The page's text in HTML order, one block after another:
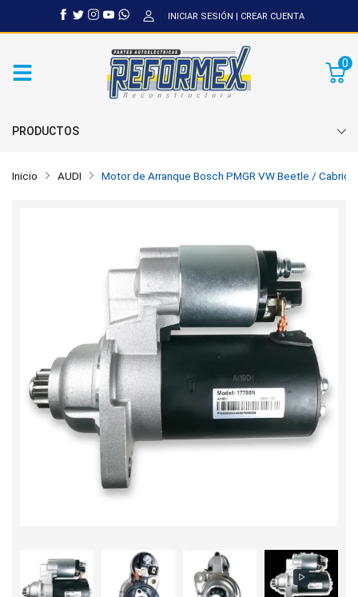
INICIAR SESIÓN | CREAR CUENTA
0
PRODUCTOS
Inicio AUDI Motor de Arranque Bosch PMGR VW Beetle /